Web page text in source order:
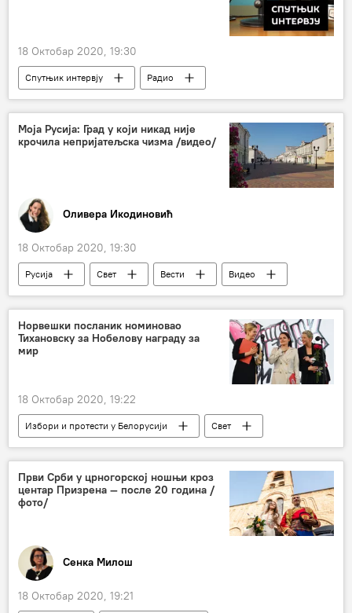
18 Октобар 2020, 19:30
Спутњик интервју
Радио
Руска православна црква
појање
Свети Сава
Моја Русија: Град у који никад није
крочила непријатељска чизма /видео/
Оливера Икодиновић
18 Октобар 2020, 19:30
Русија Свет Вести
Видео
Мултимедија
Моја Русија
Норвешки посланик номиновао
Тихановску за Нобелову награду за
мир
18 Октобар 2020, 19:22
Избори и протести у Белорусији
Свет
Вести
Нобелова награда за мир
Светлана Тихановска
Белорусија
Европа
Први Срби у црногорској ношњи кроз
центар Призрена — после 20 година /
фото/
Сенка Милош
18 Октобар 2020, 19:21